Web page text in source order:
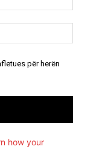
për herën
how your